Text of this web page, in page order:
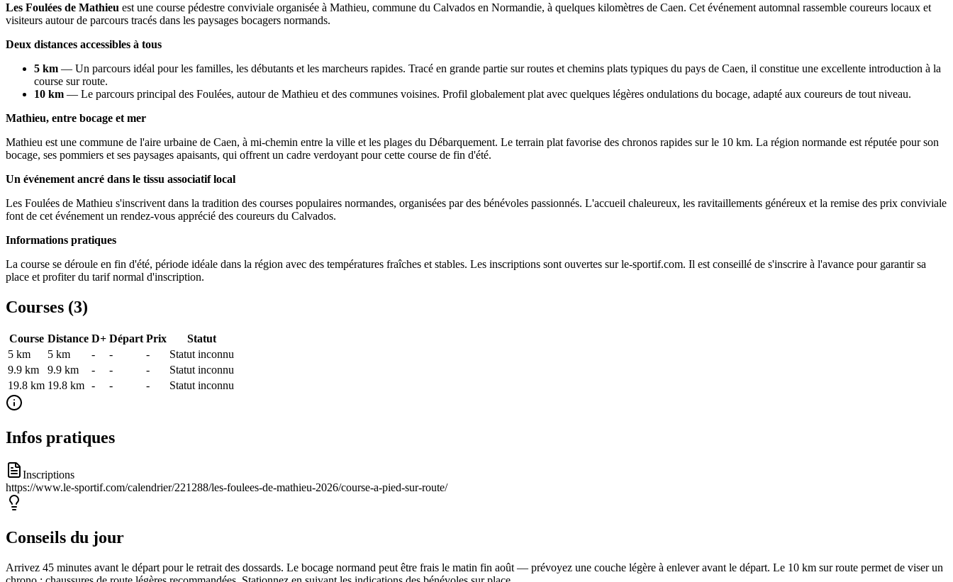
Les Foulées de Mathieu est une course pédestre conviviale organisée à Mathieu, commune du Calvados en Normandie, à quelques kilomètres de Caen. Cet événement automnal rassemble coureurs locaux et
visiteurs autour de parcours tracés dans les paysages bocagers normands.
Deux distances accessibles à tous
5 km — Un parcours idéal pour les familles, les débutants et les marcheurs rapides. Tracé en grande partie sur routes et chemins plats typiques du pays de Caen, il constitue une excellente introduction à la
course sur route.
10 km — Le parcours principal des Foulées, autour de Mathieu et des communes voisines. Profil globalement plat avec quelques légères ondulations du bocage, adapté aux coureurs de tout niveau.
Mathieu, entre bocage et mer
Mathieu est une commune de l'aire urbaine de Caen, à mi-chemin entre la ville et les plages du Débarquement. Le terrain plat favorise des chronos rapides sur le 10 km. La région normande est réputée pour son
bocage, ses pommiers et ses paysages apaisants, qui offrent un cadre verdoyant pour cette course de fin d'été.
Un événement ancré dans le tissu associatif local
Les Foulées de Mathieu s'inscrivent dans la tradition des courses populaires normandes, organisées par des bénévoles passionnés. L'accueil chaleureux, les ravitaillements généreux et la remise des prix conviviale
font de cet événement un rendez-vous apprécié des coureurs du Calvados.
Informations pratiques
La course se déroule en fin d'été, période idéale dans la région avec des températures fraîches et stables. Les inscriptions sont ouvertes sur le-sportif.com. Il est conseillé de s'inscrire à l'avance pour garantir sa
place et profiter du tarif normal d'inscription.
Courses (3)
Course Distance D+ Départ Prix
Statut
5 km
5 km - - -
Statut inconnu
9.9 km
9.9 km - - -
Statut inconnu
19.8 km 19.8 km - - - Statut inconnu
Infos pratiques
Inscriptions
https://www.le-sportif.com/calendrier/221288/les-foulees-de-mathieu-2026/course-a-pied-sur-route/
Conseils du jour
Arrivez 45 minutes avant le départ pour le retrait des dossards. Le bocage normand peut être frais le matin fin août — prévoyez une couche légère à enlever avant le départ. Le 10 km sur route permet de viser un